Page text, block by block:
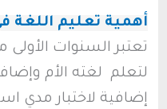
أهمية تعليم اللغة
تعتبر السنوات
لتعلم لغته الأم
إضافية لاختبار مدي